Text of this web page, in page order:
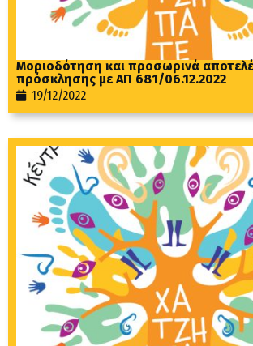
Μοριοδότηση και προσωρινά
πρόσκλησης με ΑΠ 681/06.12.2022
19/12/2022